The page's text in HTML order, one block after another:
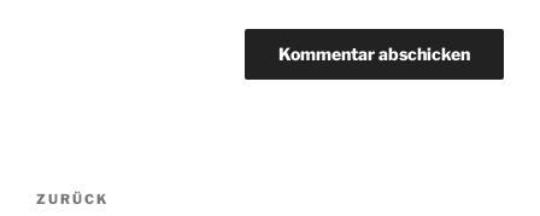
Beitragsnavigation
Vorheriger
ZURÜCK